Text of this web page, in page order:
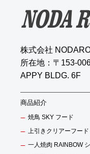
株式会社
所在地：〒153-
APPY BLDG. 6F
商品紹介
焼鳥 SKY フード
上引きクリアーフード
一人焼肉 RAINBOW